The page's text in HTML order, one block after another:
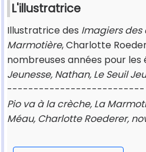
L'illustratrice
Illustratrice des Imagiers
Marmotière, Charlotte
nombreuses années pour les
Jeunesse, Nathan, Le Seuil
--------------------------
Pio va à la crèche, La
Méau, Charlotte Roederer,